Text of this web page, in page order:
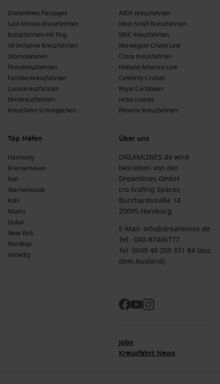
Dreamlines Packages
Last-Minute-Kreuzfahrten
Kreuzfahrten mit Flug
All Inclusive Kreuzfahrten
Stornokabinen
Flusskreuzfahrten
Familienkreuzfahrten
Luxuskreuzfahrten
Minikreuzfahrten
Kreuzfahrt-Schnäppchen
AIDA Kreuzfahrten
Mein Schiff Kreuzfahrten
MSC Kreuzfahrten
Norwegian Cruise Line
Costa Kreuzfahrten
Holland America Line
Celebrity Cruises
Royal Caribbean
nicko cruises
Phoenix Kreuzfahrten
Top Häfen
Hamburg
Bremerhaven
Kiel
Warnemünde
Köln
Miami
Dubai
New York
Nordkap
Venedig
Über uns
DREAMLINES.de wird
betrieben von der
Dreamlines GmbH
c/o Scaling Spaces,
Burchardstraße 14
20095 Hamburg
E-Mail: info@dreamlines.de
Tel.: 040-87406777
Tel: 0049 40 209 331 84 (aus
dem Ausland)
Jobs
Kreuzfahrt News